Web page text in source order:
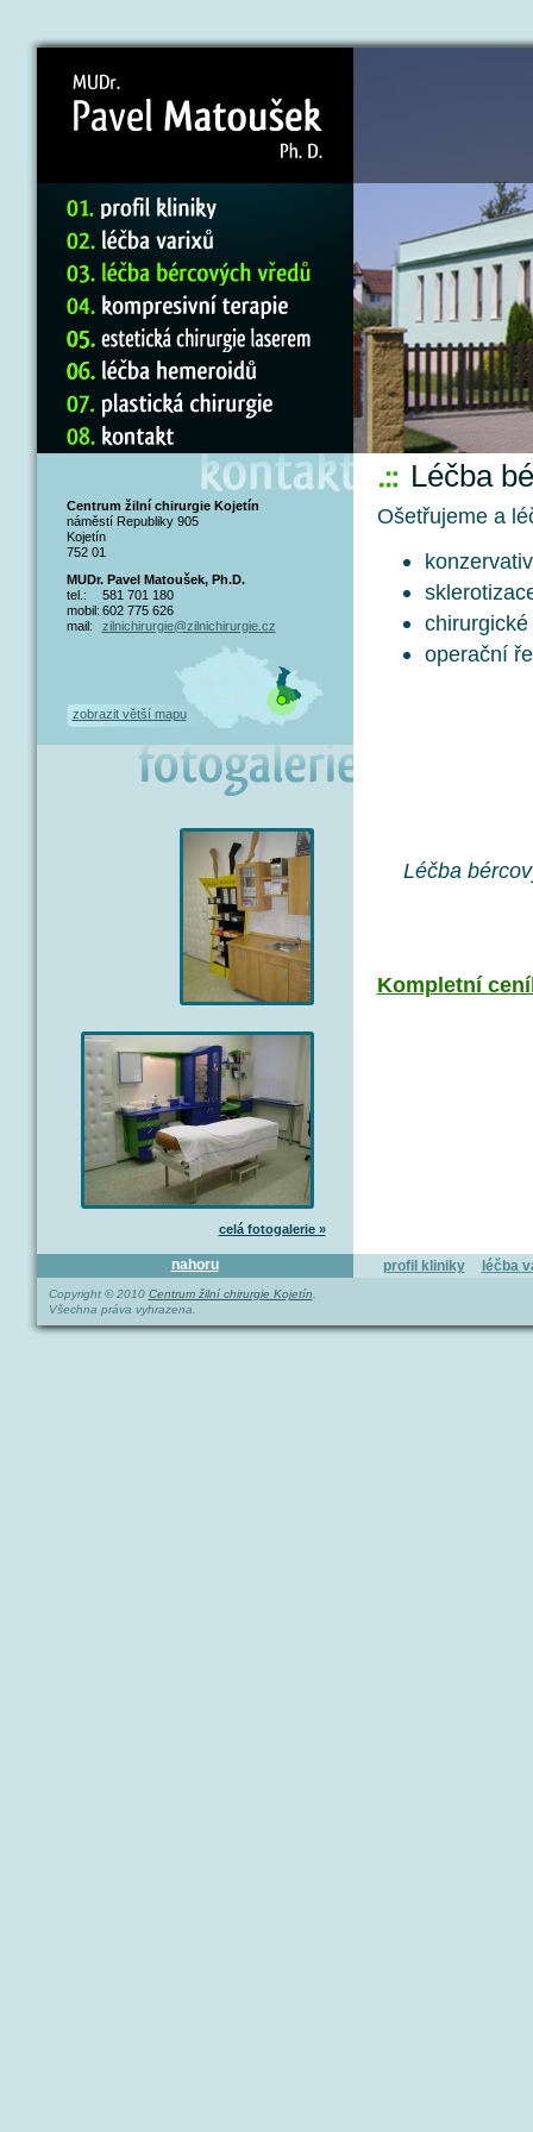
Centrum žilní chirurgie Kojetín
náměstí Republiky 905
Kojetín
752 01
MUDr. Pavel Matoušek, Ph.D.
tel.:
581 701 180
mobil: 602 775 626
mail:
zilnichirurgie@zilnichirurgie.cz
zobrazit větší mapu
Léčba
Ošetřujeme a
operační
Léčba
Kompletní
celá fotogalerie »
nahoru profil kliniky léčba
Copyright © 2010 Centrum žilní chirurgie Kojetín
Všechna práva vyhrazena.